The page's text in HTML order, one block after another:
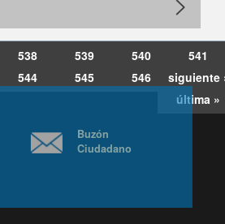
538 539 540
541
544 545 546
siguiente
última »
Buzón
Ciudadano